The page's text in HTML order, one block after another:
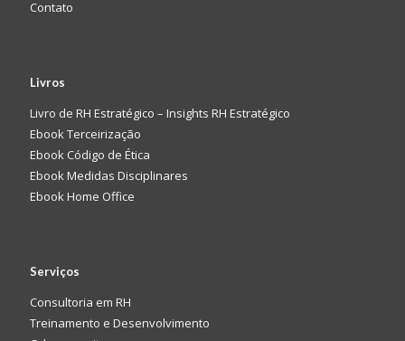
Contato
Livros
Livro de RH Estratégico – Insights RH Estratégico
Ebook Terceirização
Ebook Código de Ética
Ebook Medidas Disciplinares
Ebook Home Office
Serviços
Consultoria em RH
Treinamento e Desenvolvimento